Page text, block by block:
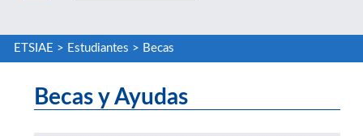
ETSIAE > Estudiantes > Becas
Becas y Ayudas